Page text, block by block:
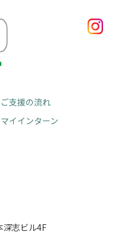
ご支援の流れ
マイインターン
深志ビル4F